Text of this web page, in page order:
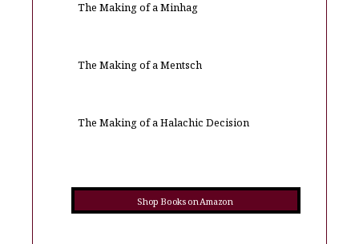
The Making of a Minhag
The Making of a Mentsch
The Making of a Halachic Decision
Shop Books on Amazon